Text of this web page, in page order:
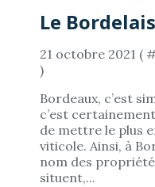
Le
21 octobre 2021 (
)
Bordeaux, c’est
c’est
de mettre le plus
viticole. Ainsi, à
nom des
situent,...